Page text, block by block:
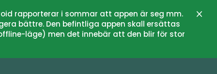
rapporterar i sommar att appen är seg mm.
bättre. Den befintliga appen skall ersättas
läge) men det innebär att den blir för stor
Sulje